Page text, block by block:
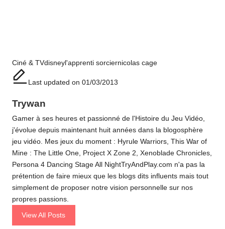
Tags:
Ciné & TVdisney l'apprenti sorciernicolas cage
Last updated on 01/03/2013
Trywan
Gamer à ses heures et passionné de l'Histoire du Jeu Vidéo,
j'évolue depuis maintenant huit années dans la blogosphère
jeu vidéo. Mes jeux du moment : Hyrule Warriors, This War of
Mine : The Little One, Project X Zone 2, Xenoblade Chronicles,
Persona 4 Dancing Stage All NightTryAndPlay.com n'a pas la
prétention de faire mieux que les blogs dits influents mais tout
simplement de proposer notre vision personnelle sur nos
propres passions.
View All Posts